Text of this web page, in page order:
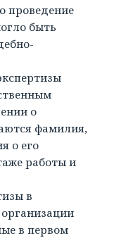
проведение
быть
о
фамилия,
о его
работы и
в
в первом